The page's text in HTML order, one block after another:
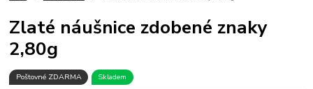
Zlaté náušnice zdobené znaky
2,80g
Poštovné ZDARMA Skladem